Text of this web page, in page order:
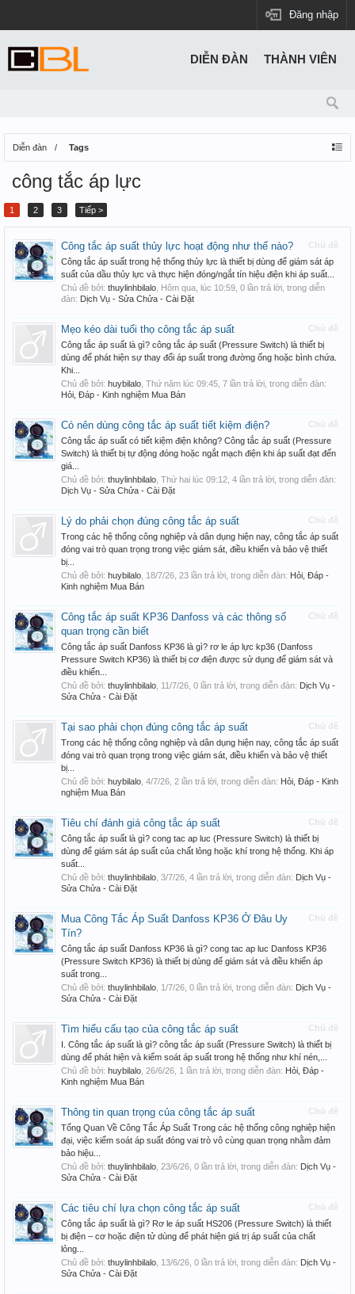
Đăng nhập
Diễn đàn Tags
công tắc áp lực
1 2 3 Tiếp >
Chủ đề
Công tắc áp suất thủy lực hoạt động như thế nào?
Công tắc áp suất trong hệ thống thủy lực là thiết bị dùng để giám sát áp
suất của dầu thủy lực và thực hiện đóng/ngắt tín hiệu điện khi áp suất...
Chủ đề bởi: thuylinhbilalo Hôm qua, lúc 10:59 , 0 lần trả lời, trong diễn
đàn: Dịch Vụ - Sửa Chửa - Cài Đặt
Chủ đề
Mẹo kéo dài tuổi thọ công tắc áp suất
Công tắc áp suất là gì? công tắc áp suất (Pressure Switch) là thiết bị
dùng để phát hiện sự thay đổi áp suất trong đường ống hoặc bình chứa.
Khi...
Chủ đề bởi: huybilalo Thứ năm lúc 09:45 , 7 lần trả lời, trong diễn đàn:
Hỏi, Đáp - Kinh nghiệm Mua Bán
Chủ đề
Có nên dùng công tắc áp suất tiết kiệm điện?
Công tắc áp suất có tiết kiệm điện không? Công tắc áp suất (Pressure
Switch) là thiết bị tự động đóng hoặc ngắt mạch điện khi áp suất đạt đến
giá...
Chủ đề bởi: thuylinhbilalo Thứ hai lúc 09:12 , 4 lần trả lời, trong diễn đàn:
Dịch Vụ - Sửa Chửa - Cài Đặt
Chủ đề
Lý do phải chọn đúng công tắc áp suất
Trong các hệ thống công nghiệp và dân dụng hiện nay, công tắc áp suất
đóng vai trò quan trọng trong việc giám sát, điều khiển và bảo vệ thiết
bị...
Chủ đề bởi: huybilalo 18/7/26 , 23 lần trả lời, trong diễn đàn: Hỏi, Đáp -
Kinh nghiệm Mua Bán
Chủ đề
Công tắc áp suất KP36 Danfoss và các thông số
quan trọng cần biết
Công tắc áp suất Danfoss KP36 là gì? rơ le áp lực kp36 (Danfoss
Pressure Switch KP36) là thiết bị cơ điện được sử dụng để giám sát và
điều khiển...
Chủ đề bởi: thuylinhbilalo 11/7/26 , 0 lần trả lời, trong diễn đàn: Dịch Vụ -
Sửa Chửa - Cài Đặt
Chủ đề
Tại sao phải chọn đúng công tắc áp suất
Trong các hệ thống công nghiệp và dân dụng hiện nay, công tắc áp suất
đóng vai trò quan trọng trong việc giám sát, điều khiển và bảo vệ thiết
bị...
Chủ đề bởi: huybilalo 4/7/26 , 2 lần trả lời, trong diễn đàn: Hỏi, Đáp - Kinh
nghiệm Mua Bán
Chủ đề
Tiêu chí đánh giá công tắc áp suất
Công tắc áp suất là gì? cong tac ap luc (Pressure Switch) là thiết bị
dùng để giám sát áp suất của chất lỏng hoặc khí trong hệ thống. Khi áp
suất...
Chủ đề bởi: thuylinhbilalo 3/7/26 , 4 lần trả lời, trong diễn đàn: Dịch Vụ -
Sửa Chửa - Cài Đặt
Chủ đề
Mua Công Tắc Áp Suất Danfoss KP36 Ở Đâu Uy
Tín?
Công tắc áp suất Danfoss KP36 là gì? cong tac ap luc Danfoss KP36
(Pressure Switch KP36) là thiết bị dùng để giám sát và điều khiển áp
suất trong...
Chủ đề bởi: thuylinhbilalo 1/7/26 , 0 lần trả lời, trong diễn đàn: Dịch Vụ -
Sửa Chửa - Cài Đặt
Chủ đề
Tìm hiểu cấu tạo của công tắc áp suất
I. Công tắc áp suất là gì? công tắc áp suất (Pressure Switch) là thiết bị
dùng để phát hiện và kiểm soát áp suất trong hệ thống như khí nén,...
Chủ đề bởi: huybilalo 26/6/26 , 1 lần trả lời, trong diễn đàn: Hỏi, Đáp -
Kinh nghiệm Mua Bán
Chủ đề
Thông tin quan trọng của công tắc áp suất
Tổng Quan Về Công Tắc Áp Suất Trong các hệ thống công nghiệp hiện
đại, việc kiểm soát áp suất đóng vai trò vô cùng quan trọng nhằm đảm
bảo hiệu...
Chủ đề bởi: thuylinhbilalo 23/6/26 , 0 lần trả lời, trong diễn đàn: Dịch Vụ -
Sửa Chửa - Cài Đặt
Chủ đề
Các tiêu chí lựa chọn công tắc áp suất
Công tắc áp suất là gì? Rơ le áp suất HS206 (Pressure Switch) là thiết
bị điện – cơ hoặc điện tử dùng để phát hiện giá trị áp suất của chất
lỏng...
Chủ đề bởi: thuylinhbilalo 13/6/26 , 0 lần trả lời, trong diễn đàn: Dịch Vụ -
Sửa Chửa - Cài Đặt
DIỄN ĐÀN THÀNH VIÊN